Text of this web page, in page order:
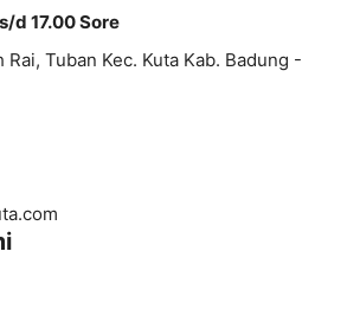
d 17.00 Sore
Rai, Tuban Kec. Kuta Kab. Badung -